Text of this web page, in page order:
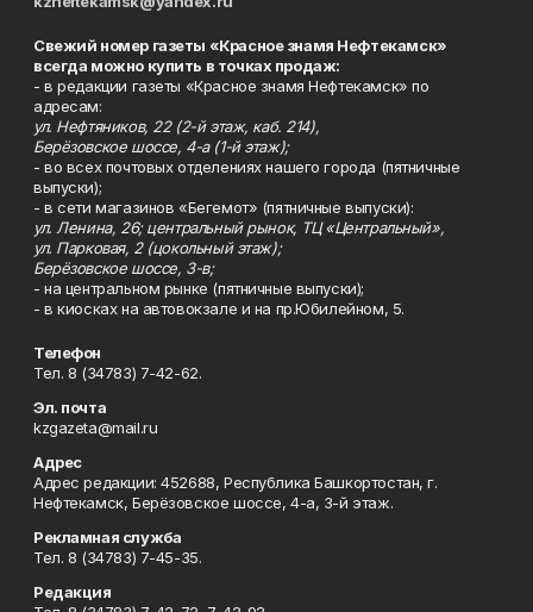
Свежий номер газеты «Красное знамя Нефтекамск»
всегда можно купить в точках продаж:
- в редакции газеты «Красное знамя Нефтекамск» по
адресам:
ул. Нефтяников, 22 (2-й этаж, каб. 214),
Берёзовское шоссе, 4-а (1-й этаж);
- во всех почтовых отделениях нашего города (пятничные
выпуски);
- в сети магазинов «Бегемот» (пятничные выпуски):
ул. Ленина, 26; центральный рынок, ТЦ «Центральный»,
ул. Парковая, 2 (цокольный этаж);
Берёзовское шоссе, 3-в;
- на центральном рынке (пятничные выпуски);
- в киосках на автовокзале и на пр.Юбилейном, 5.
Телефон
Тел. 8 (34783) 7-42-62.
Эл. почта
kzgazeta@mail.ru
Адрес
Адрес редакции: 452688, Республика Башкортостан, г.
Нефтекамск, Берёзовское шоссе, 4-а, 3-й этаж.
Рекламная служба
Тел. 8 (34783) 7-45-35.
Редакция